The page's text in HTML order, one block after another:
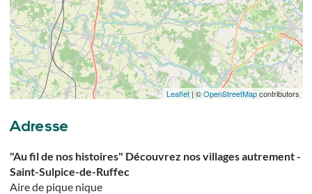
Leaflet| ©OpenStreetMapcontributors
Adresse
"Au fil de nos histoires" Découvrez nos villages autrement -
Saint-Sulpice-de-Ruffec
Aire de pique nique